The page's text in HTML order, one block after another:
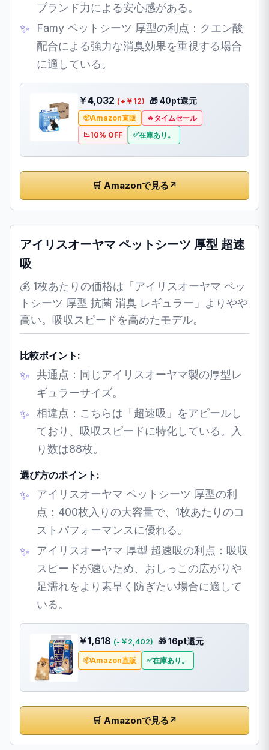
ブランド力による安心感がある。
Famy ペットシーツ 厚型の利点：クエン酸
配合による強力な消臭効果を重視する場合
に適している。
￥4,032 (+￥12) 🎁 40pt還元
Amazon直販
タイムセール
10% OFF
在庫あり。
🛒 Amazonで見る ↗
アイリスオーヤマ ペットシーツ 厚型 超速
吸
💰 1枚あたりの価格は「アイリスオーヤマ ペッ
トシーツ 厚型 抗菌 消臭 レギュラー」よりやや
高い。吸収スピードを高めたモデル。
比較ポイント:
共通点：同じアイリスオーヤマ製の厚型レ
ギュラーサイズ。
相違点：こちらは「超速吸」をアピールし
ており、吸収スピードに特化している。入
り数は88枚。
選び方のポイント:
アイリスオーヤマ ペットシーツ 厚型の利
点：400枚入りの大容量で、1枚あたりのコ
ストパフォーマンスに優れる。
アイリスオーヤマ 厚型 超速吸の利点：吸収
スピードが速いため、おしっこの広がりや
足濡れをより素早く防ぎたい場合に適して
いる。
￥1,618 (-￥2,402) 🎁 16pt還元
Amazon直販 在庫あり。
🛒 Amazonで見る ↗